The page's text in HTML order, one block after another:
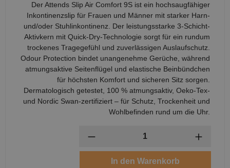
Der Attends Slip Air Comfort 9S ist ein hochsaugfähiger
Inkontinenzslip für Frauen und Männer mit starker Harn-
und/oder Stuhlinkontinenz. Der leistungsstarke 3-Schicht-
Aktivkern mit Quick-Dry-Technologie sorgt für ein rundum
trockenes Tragegefühl und zuverlässigen Auslaufschutz.
Odour Protection bindet unangenehme Gerüche, während
atmungsaktive Seitenflügel und elastische Beinbündchen
für höchsten Komfort und sicheren Sitz sorgen.
Dermatologisch getestet, 100 % atmungsaktiv, Oeko-Tex-
und Nordic Swan-zertifiziert – für Schutz, Trockenheit und
Wohlbefinden rund um die Uhr.
In den Warenkorb